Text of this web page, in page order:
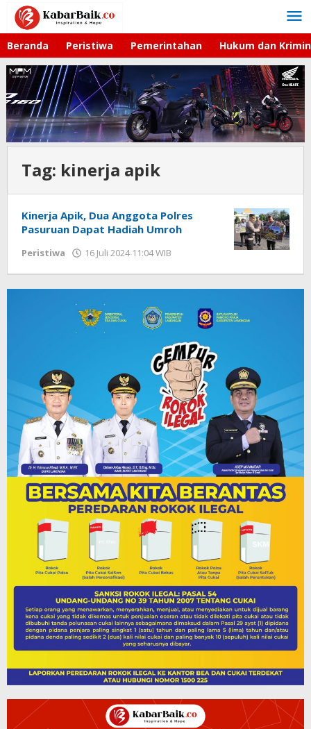
Lewati
konten
Beranda Peristiwa Pemerintahan Hukum dan
Tag: kinerja apik
Kinerja Apik, Dua Anggota Polres
Pasuruan Dapat Hadiah Umroh
Peristiwa 16 Juli 2024 11:04 WIB